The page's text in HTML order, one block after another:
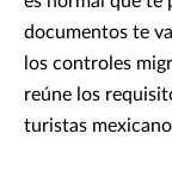
documentos te
los controles
reúne los
turistas